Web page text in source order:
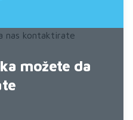
možete da